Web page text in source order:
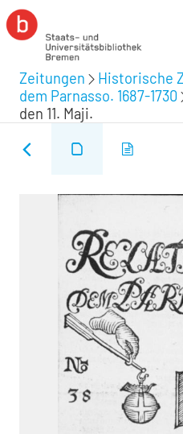
Zeitungen Historische
dem Parnasso. 1687-1730
den 11. Maji.